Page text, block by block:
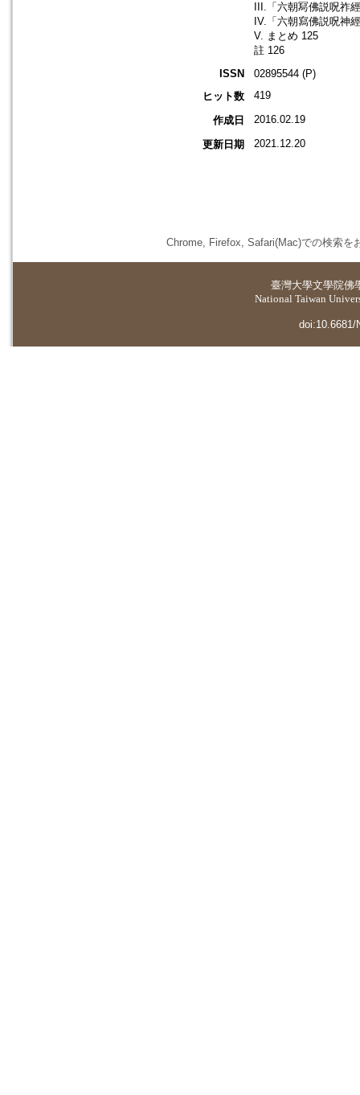
III.「六朝冩佛説呪祚
IV.「六朝寫佛説呪神
V. まとめ 125
註 126
ISSN
02895544 (P)
ヒット数
419
作成日 2016.02.19
更新日期 2021.12.20
Chrome, Firefox, Safari(Mac)での検索を
臺灣大學文學院佛
National Taiwan
doi:10.6681/